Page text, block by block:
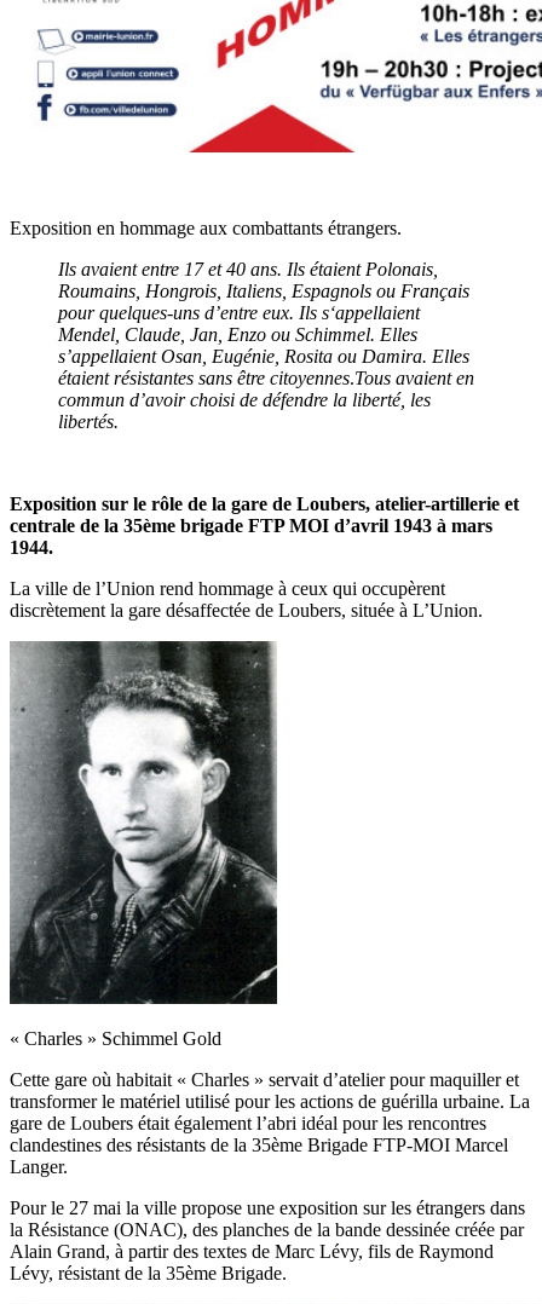
Exposition en hommage aux combattants étrangers.
Ils avaient entre 17 et 40 ans. Ils étaient Polonais,
Roumains, Hongrois, Italiens, Espagnols ou Français
pour quelques-uns d’entre eux. Ils s‘appellaient
Mendel, Claude, Jan, Enzo ou Schimmel. Elles
s’appellaient Osan, Eugénie, Rosita ou Damira. Elles
étaient résistantes sans être citoyennes.Tous avaient en
commun d’avoir choisi de défendre la liberté, les
libertés.
Exposition sur le rôle de la gare de Loubers, atelier-artillerie et
centrale de la 35ème brigade FTP MOI d’avril 1943 à mars
1944.
La ville de l’Union rend hommage à ceux qui occupèrent
discrètement la gare désaffectée de Loubers, située à L’Union.
« Charles » Schimmel Gold
Cette gare où habitait « Charles » servait d’atelier pour maquiller et
transformer le matériel utilisé pour les actions de guérilla urbaine. La
gare de Loubers était également l’abri idéal pour les rencontres
clandestines des résistants de la 35ème Brigade FTP-MOI Marcel
Langer.
Pour le 27 mai la ville propose une exposition sur les étrangers dans
la Résistance (ONAC), des planches de la bande dessinée créée par
Alain Grand, à partir des textes de Marc Lévy, fils de Raymond
Lévy, résistant de la 35ème Brigade.